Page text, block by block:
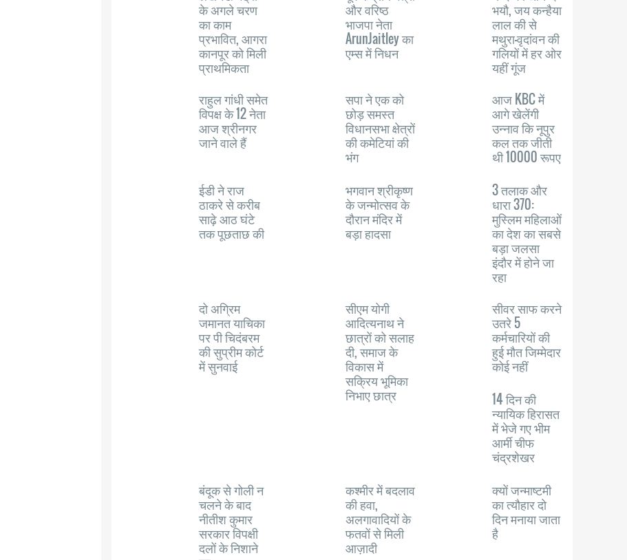
के अगले चरण
का काम
प्रभावित, आगरा
कानपूर को मिली
प्राथमिकता
और वरिष्ठ
भाजपा नेता
ArunJaitley का
एम्स में निधन
भयौ, जय कन्हैया
लाल की से
मथुरा-वृदांवन की
गलियों में हर ओर
यहीं गूंज
राहुल गांधी समेत
विपक्ष के 12 नेता
आज श्रीनगर
जाने वाले हैं
सपा ने एक को
छोड़ समस्त
विधानसभा क्षेत्रों
की कमेटियां की
भंग
आज KBC में
आगे खेलेंगी
उन्नाव कि नूपुर
कल तक जीती
थी 10000 रूपए
ईडी ने राज
ठाकरे से करीब
साढ़े आठ घंटे
तक पूछताछ की
भगवान श्रीकृष्ण
के जन्मोत्सव के
दौरान मंदिर में
बड़ा हादसा
3 तलाक और
धारा 370:
मुस्लिम महिलाओं
का देश का सबसे
बड़ा जलसा
इंदौर में होने जा
रहा
दो अग्रिम
जमानत याचिका
पर पी चिदंबरम
की सुप्रीम कोर्ट
में सुनवाई
सीएम योगी
आदित्यनाथ ने
छात्रों को सलाह
दी, समाज के
विकास में
सक्रिय भूमिका
निभाए छात्र
सीवर साफ करने
उतरे 5
कर्मचारियों की
हुई मौत जिम्मेदार
कोई नहीं
14 दिन की
न्यायिक हिरासत
में भेजे गए भीम
आर्मी चीफ
चंद्रशेखर
बंदूक से गोली न
चलने के बाद
नीतीश कुमार
सरकार विपक्षी
दलों के निशाने
कश्मीर में बदलाव
की हवा,
अलगावादियों के
फतवों से मिली
आज़ादी
क्यों जन्माष्टमी
का त्यौहार दो
दिन मनाया जाता
है